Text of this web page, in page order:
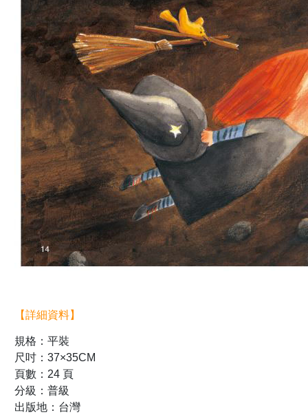
【詳細資料】
規格：平裝
尺吋：37×35CM
頁數：24 頁
分級：普級
出版地：台灣